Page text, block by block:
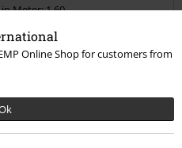
Online Shop for customers from
Meter: 1.60
und bei meiner Grösse war
lassen müssen und vorerst